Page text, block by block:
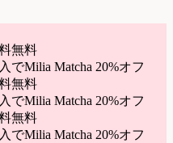
無料
でMilia Matcha 20%オフ
無料
でMilia Matcha 20%オフ
無料
でMilia Matcha 20%オフ